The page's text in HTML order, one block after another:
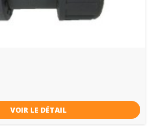
VOIR LE DÉTAIL